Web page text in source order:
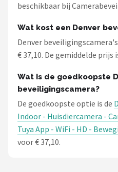
beschikbaar bij
Wat kost een Denver
Denver
€ 37,10. De gemiddelde prijs
Wat is de goedkoopste
beveiligingscamera?
De goedkoopste optie is de
Indoor - Huisdiercamera -
Tuya App - WiFi - HD -
voor € 37,10.